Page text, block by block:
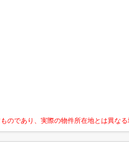
であり、実際の物件所在地とは異なる